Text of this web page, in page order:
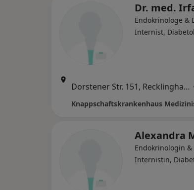
Dr. med.
Endokrinologe &
Internist,
Dorstener Str. 151, Recklinghausen
Alexandra
Endokrinologin
Internistin,